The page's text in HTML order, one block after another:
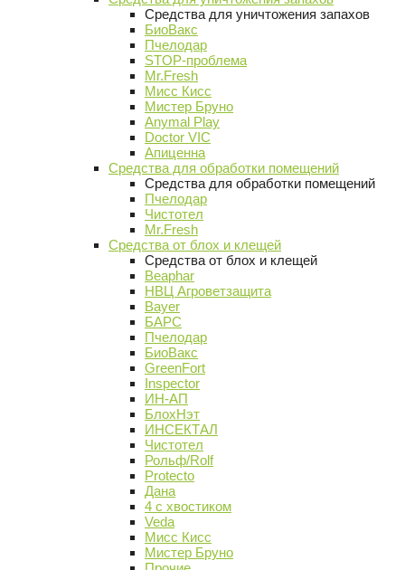
Средства для уничтожения запахов
БиоВакс
Пчелодар
STOP-проблема
Mr.Fresh
Мисс Кисс
Мистер Бруно
Anymal Play
Doctor VIC
Апиценна
Средства для обработки помещений
Средства для обработки помещений
Пчелодар
Чистотел
Mr.Fresh
Средства от блох и клещей
Средства от блох и клещей
Beaphar
НВЦ Агроветзащита
Bayer
БАРС
Пчелодар
БиоВакс
GreenFort
Inspector
ИН-АП
БлохНэт
ИНСЕКТАЛ
Чистотел
Рольф/Rolf
Protecto
Дана
4 с хвостиком
Veda
Мисс Кисс
Мистер Бруно